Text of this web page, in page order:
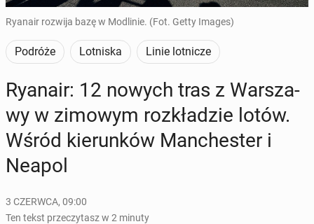
Ryanair rozwija bazę w Modlinie. (Fot. Getty Images)
Podróże Lotniska Linie lotnicze
Ryanair: 12 nowych tras z War­sza­
wy w zimowym roz­kła­dzie lotów.
Wśród kie­run­ków Man­che­ster i
Neapol
3 CZERWCA, 09:00
Ten tekst przeczytasz w 2 minuty